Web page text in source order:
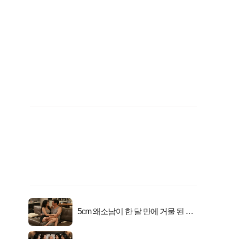
5cm 왜소남이 한 달 만에 거물 된 사